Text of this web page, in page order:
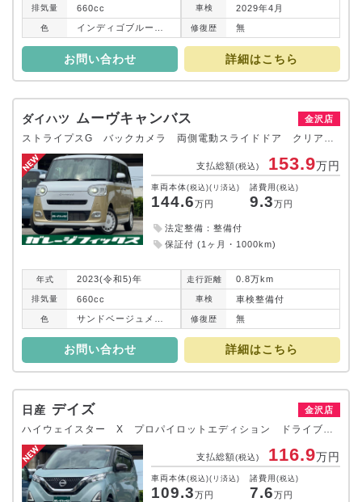
排気量 660cc 車検 2029年4月
色 修復 歴 無
お問い合わせ 詳細はこちら
ダイハツ ムーヴキャンバス 金沢店
支払総額(税込) 153.9万円
車両本体(税込)(リ済込)
144.6万円
諸費用(税込)
9.3万円
法定整備：整備付
保証付 (1ヶ月・1000km)
年式 2023(令和5)年 走行距離 0.8万km
排気量 660cc 車検 車検整備付
色 修復 歴 無
お問い合わせ 詳細はこちら
日産 デイズ 金沢店
支払総額(税込) 116.9万円
車両本体(税込)(リ済込)
109.3万円
諸費用(税込)
7.6万円